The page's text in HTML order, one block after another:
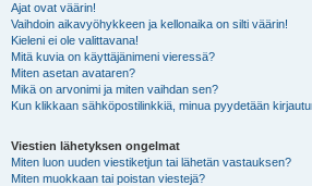
Ajat ovat väärin!
Vaihdoin aikavyöhykkeen ja kellonaika on silti väärin!
Kieleni ei ole valittavana!
Mitä kuvia on käyttäjänimeni vieressä?
Miten asetan avataren?
Mikä on arvonimi ja miten vaihdan sen?
Kun klikkaan sähköpostilinkkiä, minua pyydetään
Viestien lähetyksen ongelmat
Miten luon uuden viestiketjun tai lähetän vastauksen?
Miten muokkaan tai poistan viestejä?